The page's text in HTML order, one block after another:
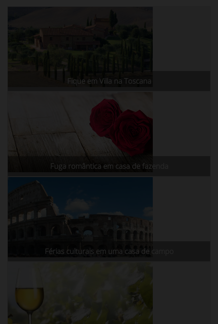
Fique em Villa na Toscana
Fuga romântica em casa de fazenda
Férias culturais em uma casa de campo